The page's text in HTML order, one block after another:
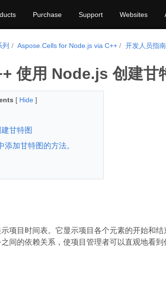
Purchase Support Websites
Aspose.Cells for Node.js via C++ 开发人员指南
使用 Node.js 创建甘
[ Hide ]
甘特图
加甘特图的方法。
项目时间表。它显示项目各个元素的开始和
间的依赖关系，使项目管理者可以直观地看